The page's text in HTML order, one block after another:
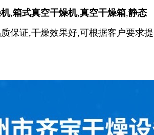
,箱式真空干燥机,真空干燥箱,静态
保证,干燥效果好,可根据客户要求提